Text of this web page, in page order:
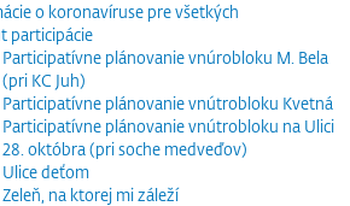
o koronavíruse pre všetkých
participácie
Participatívne plánovanie vnúrobloku M. Bela
(pri KC Juh)
Participatívne plánovanie vnútrobloku Kvetná
Participatívne plánovanie vnútrobloku na Ulici
28. októbra (pri soche medveďov)
Ulice deťom
Zeleň, na ktorej mi záleží